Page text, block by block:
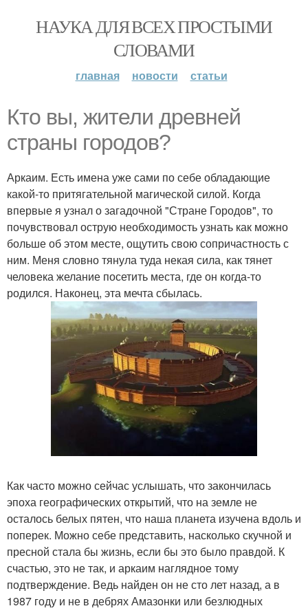
НАУКА ДЛЯ ВСЕХ ПРОСТЫМИ
СЛОВАМИ
главная новости статьи
Кто вы, жители древней
страны городов?
Аркаим. Есть имена уже сами по себе обладающие
какой-то притягательной магической силой. Когда
впервые я узнал о загадочной "Стране Городов", то
почувствовал острую необходимость узнать как можно
больше об этом месте, ощутить свою сопричастность с
ним. Меня словно тянула туда некая сила, как тянет
человека желание посетить места, где он когда-то
родился. Наконец, эта мечта сбылась.
Как часто можно сейчас услышать, что закончилась
эпоха географических открытий, что на земле не
осталось белых пятен, что наша планета изучена вдоль и
поперек. Можно себе представить, насколько скучной и
пресной стала бы жизнь, если бы это было правдой. К
счастью, это не так, и аркаим наглядное тому
подтверждение. Ведь найден он не сто лет назад, а в
1987 году и не в дебрях Амазонки или безлюдных